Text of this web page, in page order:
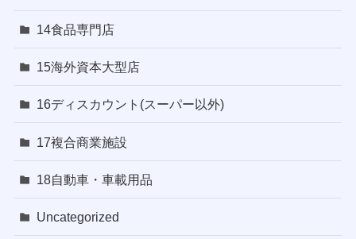
14食品専門店
15海外資本大型店
16ディスカウント(スーパー以外)
17複合商業施設
18自動車・車載用品
Uncategorized